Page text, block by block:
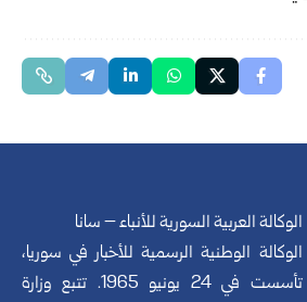
الوكالة العربية السورية للأنباء – سانا
الوكالة الوطنية الرسمية للأخبار في سوريا،
تأسست في 24 يونيو 1965. تتبع وزارة